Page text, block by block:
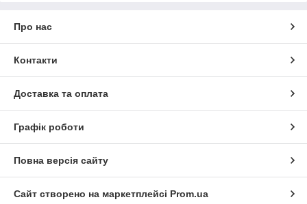
Про нас
Контакти
Доставка та оплата
Графік роботи
Повна версія сайту
Сайт створено на маркетплейсі Prom.ua